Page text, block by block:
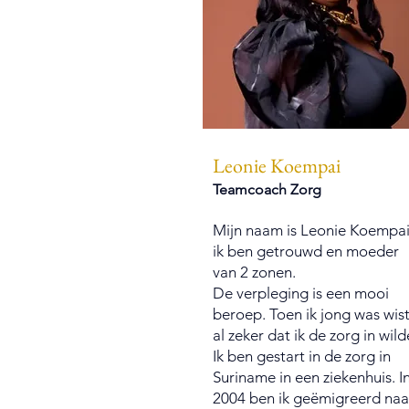
Leonie Koempai
Teamcoach Zorg
Mijn naam is Leonie
ik ben getrouwd en moeder
van 2 zonen.
De verpleging is een mooi
beroep. Toen ik jong was
al zeker dat ik de zorg in
Ik ben gestart in de zorg in
Suriname in een ziekenhuis.
2004 ben ik geëmigreerd